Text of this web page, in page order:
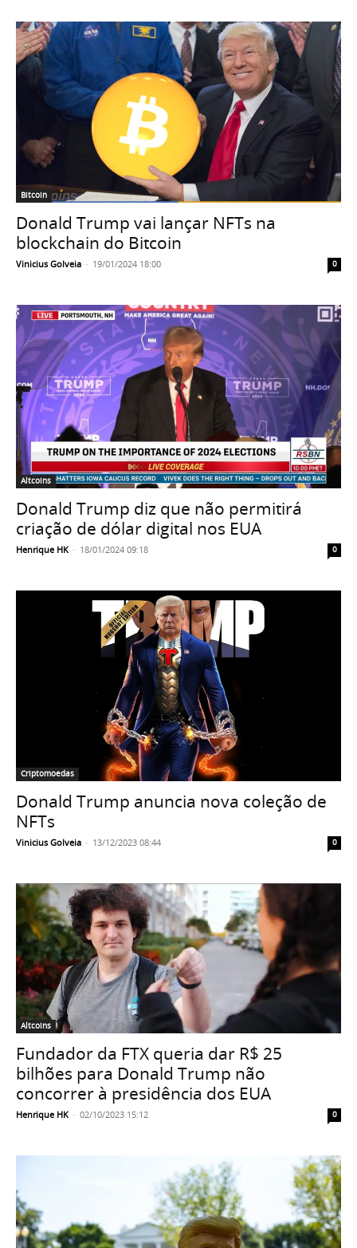
Bitcoin
Donald Trump vai lançar NFTs na
blockchain do Bitcoin
Vinicius Golveia - 19/01/2024 18:00 0
Altcoins
Donald Trump diz que não permitirá
criação de dólar digital nos EUA
Henrique HK - 18/01/2024 09:18 0
Criptomoedas
Donald Trump anuncia nova coleção de
NFTs
Vinicius Golveia - 13/12/2023 08:44 0
Altcoins
Fundador da FTX queria dar R$ 25
bilhões para Donald Trump não
concorrer à presidência dos EUA
Henrique HK - 02/10/2023 15:12 0